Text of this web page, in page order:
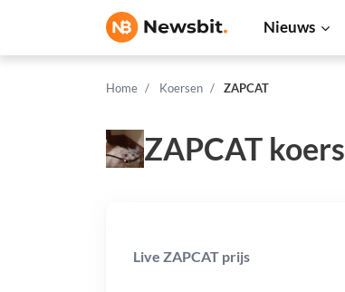
Nieuws
Home Koersen ZAPCAT
ZAPCAT koers
Live ZAPCAT prijs